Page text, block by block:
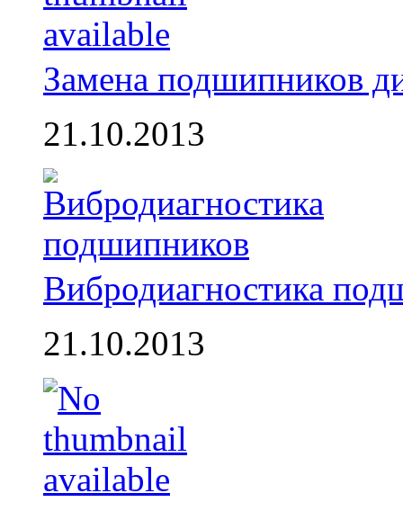
Замена подшипников
21.10.2013
Вибродиагностика
21.10.2013